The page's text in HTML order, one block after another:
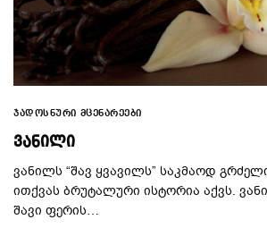
ᲯᲐᲓᲝᲡᲜᲣᲠᲘ ᲛᲪᲔᲜᲐᲠᲔᲔᲑᲘ
ᲕᲐᲜᲘᲚᲘ
ვანილს “შავ ყვავილს” საკმაოდ
ითქვას ბრუტალური ისტორია აქვს.
შავი ფერის…